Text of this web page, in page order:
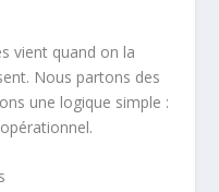
vient quand on la
Nous partons des
une logique simple :